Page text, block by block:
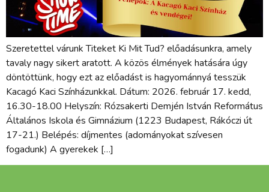
Szeretettel várunk Titeket Ki Mit Tud? előadásunkra, amely
tavaly nagy sikert aratott. A közös élmények hatására úgy
döntöttünk, hogy ezt az előadást is hagyománnyá tesszük
Kacagó Kaci Színházunkkal. Dátum: 2026. február 17. kedd,
16.30-18.00 Helyszín: Rózsakerti Demjén István Református
Általános Iskola és Gimnázium (1223 Budapest, Rákóczi út
17-21.) Belépés: díjmentes (adományokat szívesen
fogadunk) A gyerekek […]